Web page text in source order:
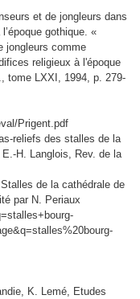
et de jongleurs dans
gothique. «
jongleurs comme
religieux à l'époque
tome LXXI, 1994, p. 279-
Prigent.pdf
reliefs des stalles de la
H. Langlois, Rev. de la
de la cathédrale de
par N. Periaux
K. Lemé, Etudes